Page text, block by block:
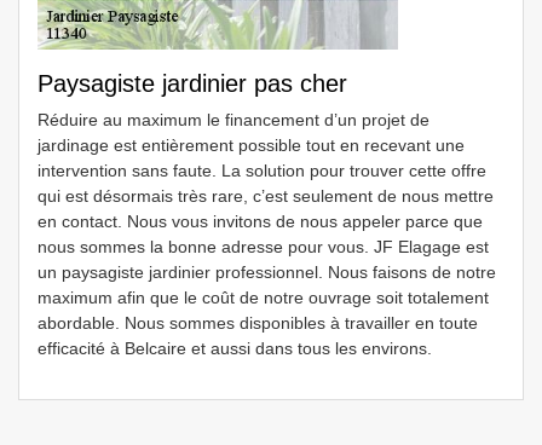
Paysagiste jardinier pas cher
Réduire au maximum le financement d’un projet de
jardinage est entièrement possible tout en recevant une
intervention sans faute. La solution pour trouver cette offre
qui est désormais très rare, c’est seulement de nous mettre
en contact. Nous vous invitons de nous appeler parce que
nous sommes la bonne adresse pour vous. JF Elagage est
un paysagiste jardinier professionnel. Nous faisons de notre
maximum afin que le coût de notre ouvrage soit totalement
abordable. Nous sommes disponibles à travailler en toute
efficacité à Belcaire et aussi dans tous les environs.